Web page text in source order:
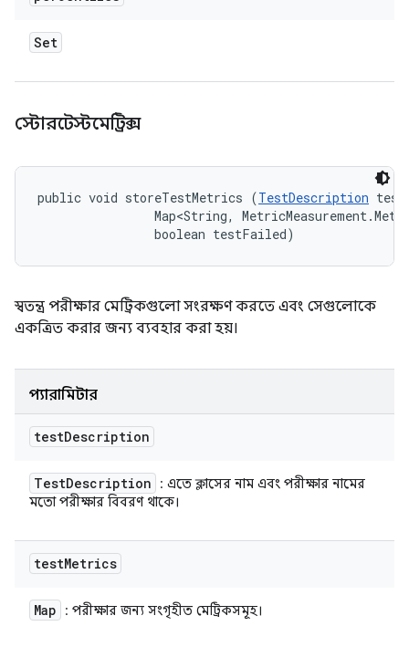
Set
স্টোরটেস্টমেট্রিক্স
public void storeTestMetrics (TestDescription
Map<String,
                boolean testFailed)
স্বতন্ত্র পরীক্ষার মেট্রিকগুলো সংরক্ষণ করতে এবং সেগুলোকে
একত্রিত করার জন্য ব্যবহার করা হয়।
প্যারামিটার
testDescription
TestDescription
: এতে ক্লাসের নাম এবং পরীক্ষার নামের
মতো পরীক্ষার বিবরণ থাকে।
testMetrics
Map : পরীক্ষার জন্য সংগৃহীত মেট্রিকসমূহ।